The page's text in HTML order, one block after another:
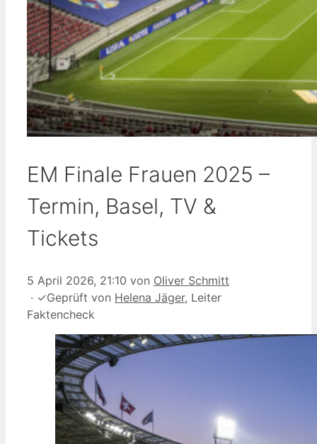
EM Finale Frauen 2025 –
Termin, Basel, TV &
Tickets
5 April 2026, 21:10 von Oliver Schmitt
· ✓Geprüft von Helena Jäger, Leiter
Faktencheck